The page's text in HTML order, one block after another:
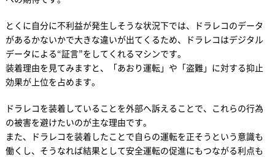
とくに自分に不利益が発生しそうな状況下では、ドラレコのデータ
があるかないかで大きな違いが出てくるため、ドラレコはデジタル
データによる“証言”をしてくれるマシンです。
装着理由を見てみますと、「あおり運転」や「盗難」に対する抑止
効果が上位を占めます。
ドラレコを装着していることを外部へ訴えることで、これらの行為
の被害を避けたいのが主な理由です。
また、ドラレコを装着したことで自らの運転を正そうという意識も
働くし、そうなれば結果として安全運転の促進にもつながる利点も